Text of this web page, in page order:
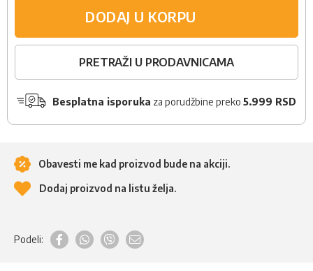
DODAJ U KORPU
PRETRAŽI U PRODAVNICAMA
Besplatna isporuka za porudžbine preko 5.999 RSD
Obavesti me kad proizvod bude na akciji.
Dodaj proizvod na listu želja.
Podeli: